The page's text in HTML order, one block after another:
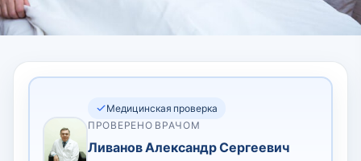
Медицинская проверка
ПРОВЕРЕНО ВРАЧОМ
Ливанов Александр Сергеевич